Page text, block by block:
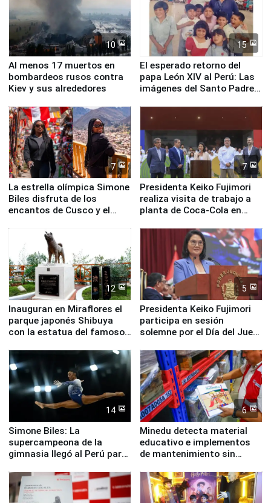
10
Al menos 17 muertos en
bombardeos rusos contra
Kiev y sus alrededores
15
El esperado retorno del
papa León XIV al Perú: Las
imágenes del Santo Padre
7
La estrella olímpica Simone
Biles disfruta de los
encantos de Cusco y el
7
Presidenta Keiko Fujimori
realiza visita de trabajo a
planta de Coca-Cola en
12
Inauguran en Miraflores el
parque japonés Shibuya
con la estatua del famoso
5
Presidenta Keiko Fujimori
participa en sesión
solemne por el Día del Juez
14
Simone Biles: La
supercampeona de la
gimnasia llegó al Perú para
Panamericanos Lima 2027
6
Minedu detecta material
educativo e implementos
de mantenimiento sin
la UGEL 2